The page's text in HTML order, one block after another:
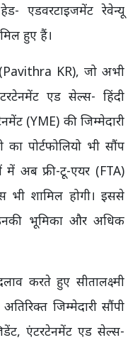
एडवरटाइजमेंट रेवेन्यू
हुए हैं।
KR), जो अभी
एड सेल्स- हिंदी
(YME) की जिम्मेदारी
पोर्टफोलियो भी सौंप
में अब फ्री-टू-एयर (FTA)
भी शामिल होगी। इससे
भूमिका और अधिक
करते हुए सीतालक्ष्मी
जिम्मेदारी सौंपी
एंटरटेनमेंट एड सेल्स-